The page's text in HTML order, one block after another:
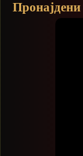
Пронајдени